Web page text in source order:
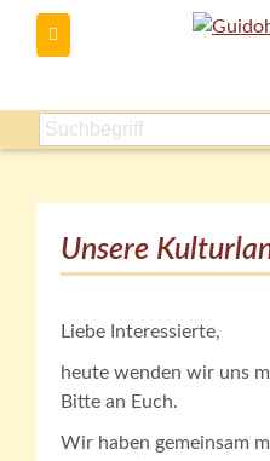
Unsere
Liebe Interessierte,
heute wenden wir uns
Bitte an Euch.
Wir haben gemeinsam